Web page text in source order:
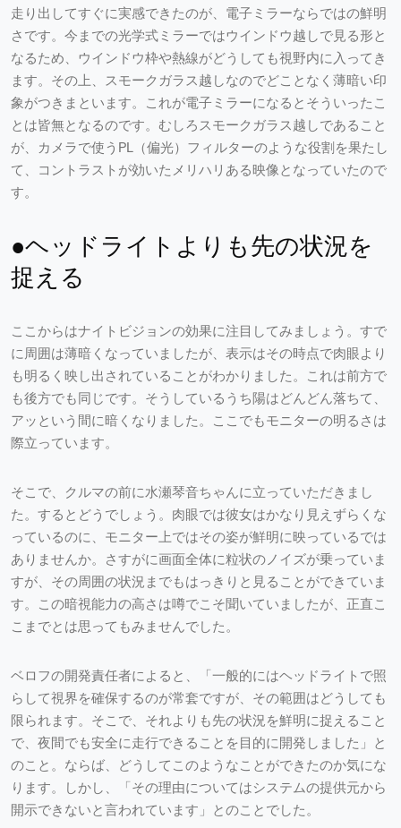
走り出してすぐに実感できたのが、電子ミラーならではの鮮明
さです。今までの光学式ミラーではウインドウ越しで見る形と
なるため、ウインドウ枠や熱線がどうしても視野内に入ってき
ます。その上、スモークガラス越しなのでどことなく薄暗い印
象がつきまといます。これが電子ミラーになるとそういったこ
とは皆無となるのです。むしろスモークガラス越しであること
が、カメラで使うPL（偏光）フィルターのような役割を果たし
て、コントラストが効いたメリハリある映像となっていたので
す。
●ヘッドライトよりも先の状況を
捉える
ここからはナイトビジョンの効果に注目してみましょう。すで
に周囲は薄暗くなっていましたが、表示はその時点で肉眼より
も明るく映し出されていることがわかりました。これは前方で
も後方でも同じです。そうしているうち陽はどんどん落ちて、
アッという間に暗くなりました。ここでもモニターの明るさは
際立っています。
そこで、クルマの前に水瀬琴音ちゃんに立っていただきまし
た。するとどうでしょう。肉眼では彼女はかなり見えずらくな
っているのに、モニター上ではその姿が鮮明に映っているでは
ありませんか。さすがに画面全体に粒状のノイズが乗っていま
すが、その周囲の状況までもはっきりと見ることができていま
す。この暗視能力の高さは噂でこそ聞いていましたが、正直こ
こまでとは思ってもみませんでした。
ベロフの開発責任者によると、「一般的にはヘッドライトで照
らして視界を確保するのが常套ですが、その範囲はどうしても
限られます。そこで、それよりも先の状況を鮮明に捉えること
で、夜間でも安全に走行できることを目的に開発しました」と
のこと。ならば、どうしてこのようなことができたのか気にな
ります。しかし、「その理由についてはシステムの提供元から
開示できないと言われています」とのことでした。